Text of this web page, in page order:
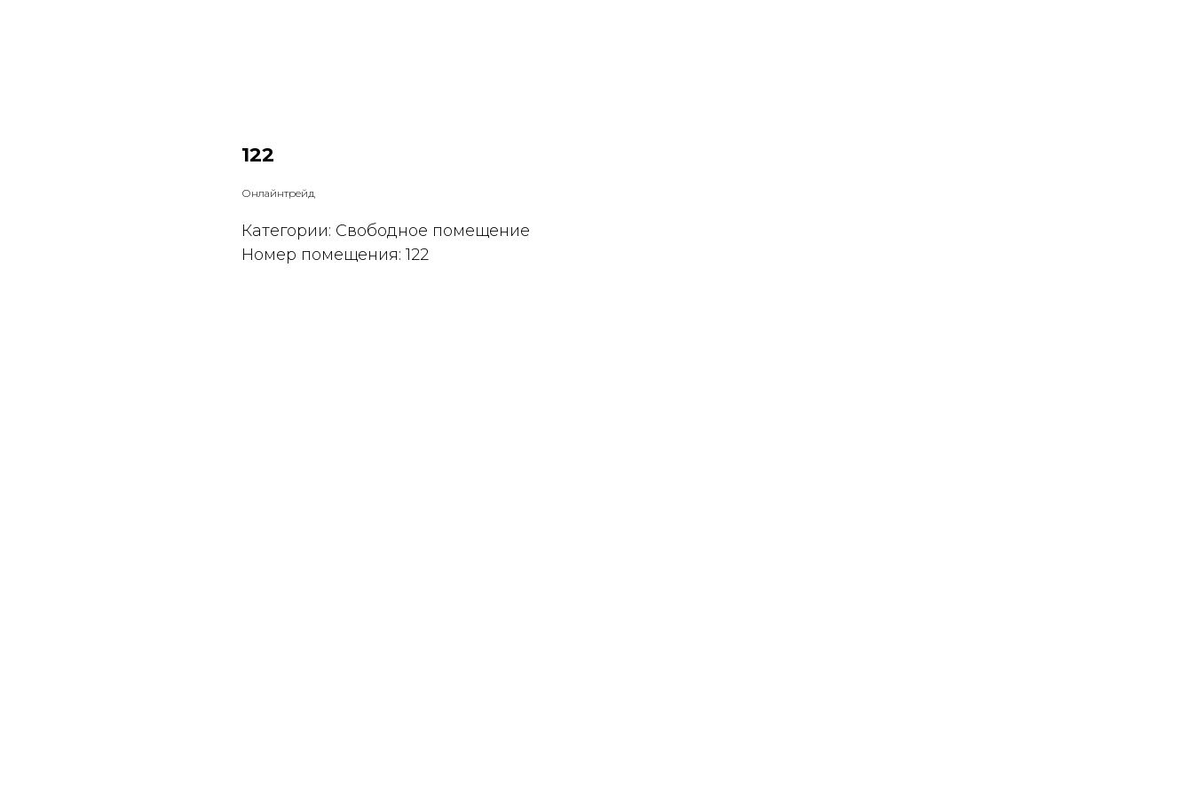
122
Онлайнтрейд
Категории: Свободное помещение
Номер помещения: 122